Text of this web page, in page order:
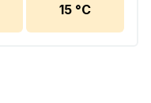
15 °C